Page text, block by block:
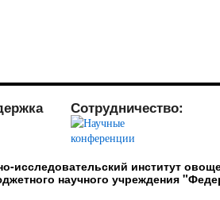
Сотрудничество:
исследовательский институт
научного учреждения